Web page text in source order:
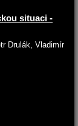
situaci -
Drulák, Vladimír